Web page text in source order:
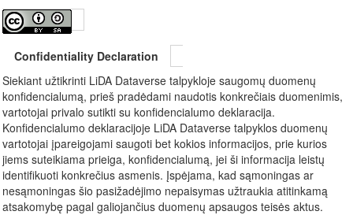
Confidentiality Declaration
Siekiant užtikrinti LiDA Dataverse talpykloje saugomų duomenų
konfidencialumą, prieš pradėdami naudotis konkrečiais duomenimis,
vartotojai privalo sutikti su konfidencialumo deklaracija.
Konfidencialumo deklaracijoje LiDA Dataverse talpyklos duomenų
vartotojai įpareigojami saugoti bet kokios informacijos, prie kurios
jiems suteikiama prieiga, konfidencialumą, jei ši informacija leistų
identifikuoti konkrečius asmenis. Įspėjama, kad sąmoningas ar
nesąmoningas šio pasižadėjimo nepaisymas užtraukia atitinkamą
atsakomybę pagal galiojančius duomenų apsaugos teisės aktus.